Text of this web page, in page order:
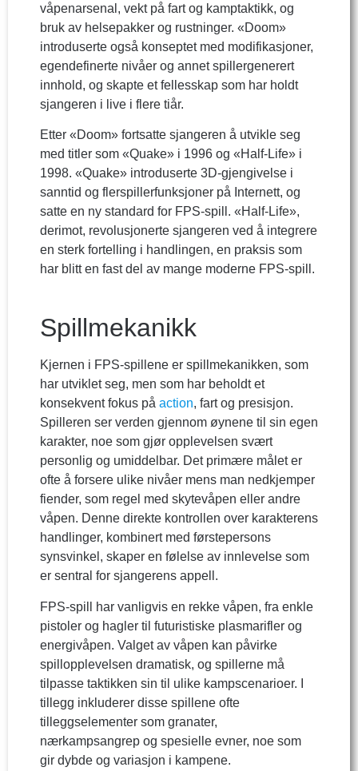
våpenarsenal, vekt på fart og kamptaktikk, og
bruk av helsepakker og rustninger. «Doom»
introduserte også konseptet med modifikasjoner,
egendefinerte nivåer og annet spillergenerert
innhold, og skapte et fellesskap som har holdt
sjangeren i live i flere tiår.
Etter «Doom» fortsatte sjangeren å utvikle seg
med titler som «Quake» i 1996 og «Half-Life» i
1998. «Quake» introduserte 3D-gjengivelse i
sanntid og flerspillerfunksjoner på Internett, og
satte en ny standard for FPS-spill. «Half-Life»,
derimot, revolusjonerte sjangeren ved å integrere
en sterk fortelling i handlingen, en praksis som
har blitt en fast del av mange moderne FPS-spill.
Spillmekanikk
Kjernen i FPS-spillene er spillmekanikken, som
har utviklet seg, men som har beholdt et
konsekvent fokus på action, fart og presisjon.
Spilleren ser verden gjennom øynene til sin egen
karakter, noe som gjør opplevelsen svært
personlig og umiddelbar. Det primære målet er
ofte å forsere ulike nivåer mens man nedkjemper
fiender, som regel med skytevåpen eller andre
våpen. Denne direkte kontrollen over karakterens
handlinger, kombinert med førstepersons
synsvinkel, skaper en følelse av innlevelse som
er sentral for sjangerens appell.
FPS-spill har vanligvis en rekke våpen, fra enkle
pistoler og hagler til futuristiske plasmarifler og
energivåpen. Valget av våpen kan påvirke
spillopplevelsen dramatisk, og spillerne må
tilpasse taktikken sin til ulike kampscenarioer. I
tillegg inkluderer disse spillene ofte
tilleggselementer som granater,
nærkampsangrep og spesielle evner, noe som
gir dybde og variasjon i kampene.